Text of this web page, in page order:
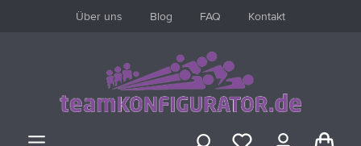
springenÜber uns Blog FAQ Kontakt